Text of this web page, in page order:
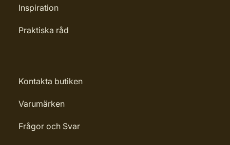
Inspiration
Praktiska råd
Kontakta butiken
Varumärken
Frågor och Svar